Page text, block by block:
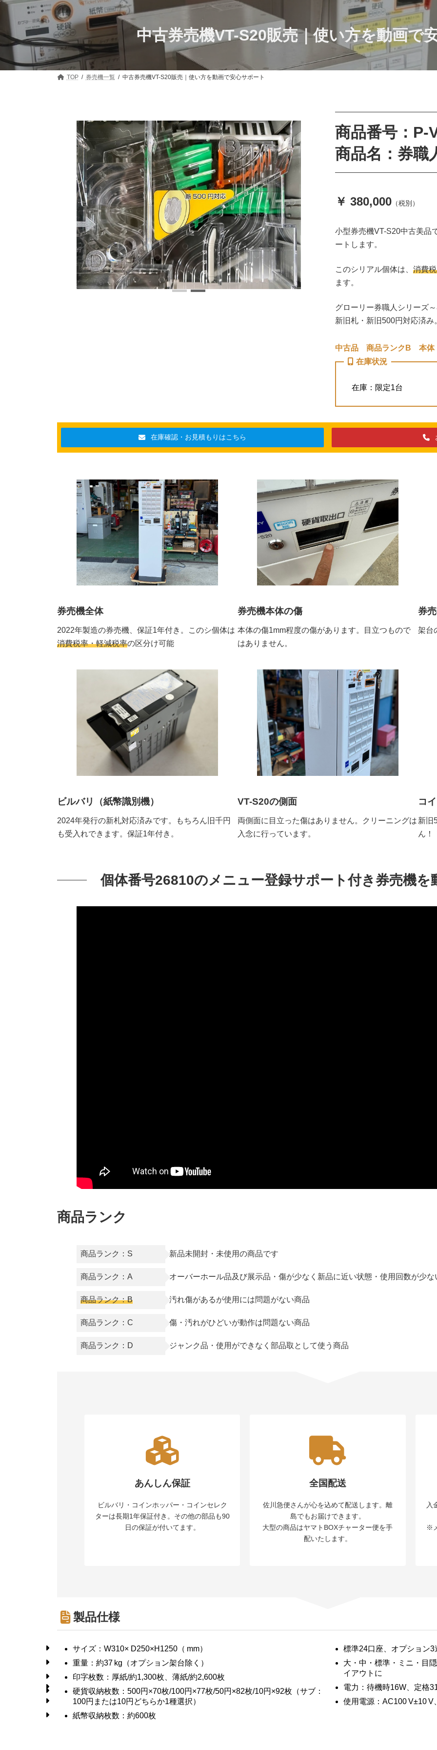
コ
ン
ツ
ナ
ー
シ
中古券売機VT-S20販売｜使い方を動画で
TOP 券売機一覧 中古券売機VT-S20販売｜使い方を動画で安心サポート
商品番号：P-
商品名：券職
￥ 380,000 （税別）
小型券売機VT-S20中古美品
ートします。
このシリアル個体は、 消費
ます。
グローリー券職人シリーズ
新旧札・新旧500円対応済み
中古品 商品ランクB 本体
在庫状況
在庫：限定1台
在庫確認・お見積もりはこちら
券売機全体
2022年製造の券売機、保証1年付き。このシ個体は
消費税率・軽減税率の区分け可能
券売機本体の傷
本体の傷1mm程度の傷があります。目立つもので
はありません。
券
架台
ビルバリ（紙幣識別機）
2024年発行の新札対応済みです。もちろん旧千円
も受入れできます。保証1年付き。
VT-S20の側面
両側面に目立った傷はありません。クリーニングは
入念に行っています。
コ
新旧
ん！
個体番号26810のメニュー登録サポート付き券売機を
商品ランク
商品ランク：S 新品未開封・未使用の商品です
商品ランク：A オーバーホール品及び展示品・傷が少なく新品に近い状態・使用回数が少な
商品ランク：B 汚れ傷があるが使用には問題がない商品
商品ランク：C 傷・汚れがひどいが動作は問題ない商品
商品ランク：D ジャンク品・使用ができなく部品取として使う商品
あんしん保証
ビルバリ・コインホッパー・コインセレク
ターは長期1年保証付き。その他の部品も90
日の保証が付いてます。
全国配送
佐川急便さんが心を込めて配送します。離
島でもお届けできます。
大型の商品はヤマトBOXチャーター便を手
配いたします。
入
※
製品仕様
サイズ：W310× D250×H1250（ mm）
重量：約37 kg（オプション架台除く）
印字枚数：厚紙/約1,300枚、薄紙/約2,600枚
硬貨収納枚数：500円×70枚/100円×77枚/50円×82枚/10円×92枚（サブ：
100円または10円どちらか1種選択）
紙幣収納枚数：約600枚
標準24口座、オプション
大・中・標準・ミニ・目
イアウトに
電力：待機時16W、定格
使用電源：AC100 V±10 V